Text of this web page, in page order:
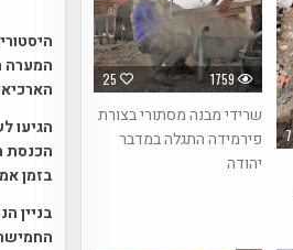
25 1759
שרידי מבנה מסתורי בצורת
פירמידה התגלה במדבר
יהודה
7
המערה
הגיעו
הכנסת
בזמן
בניין